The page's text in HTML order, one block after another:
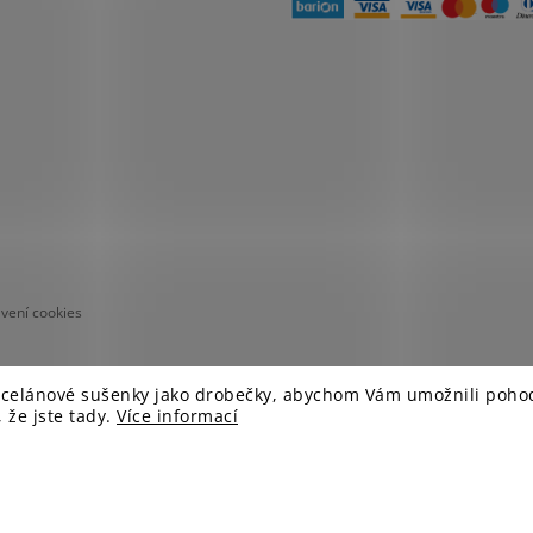
sušenky jako drobečky, abychom Vám umožnili
že jste tady. Více informací
cookies